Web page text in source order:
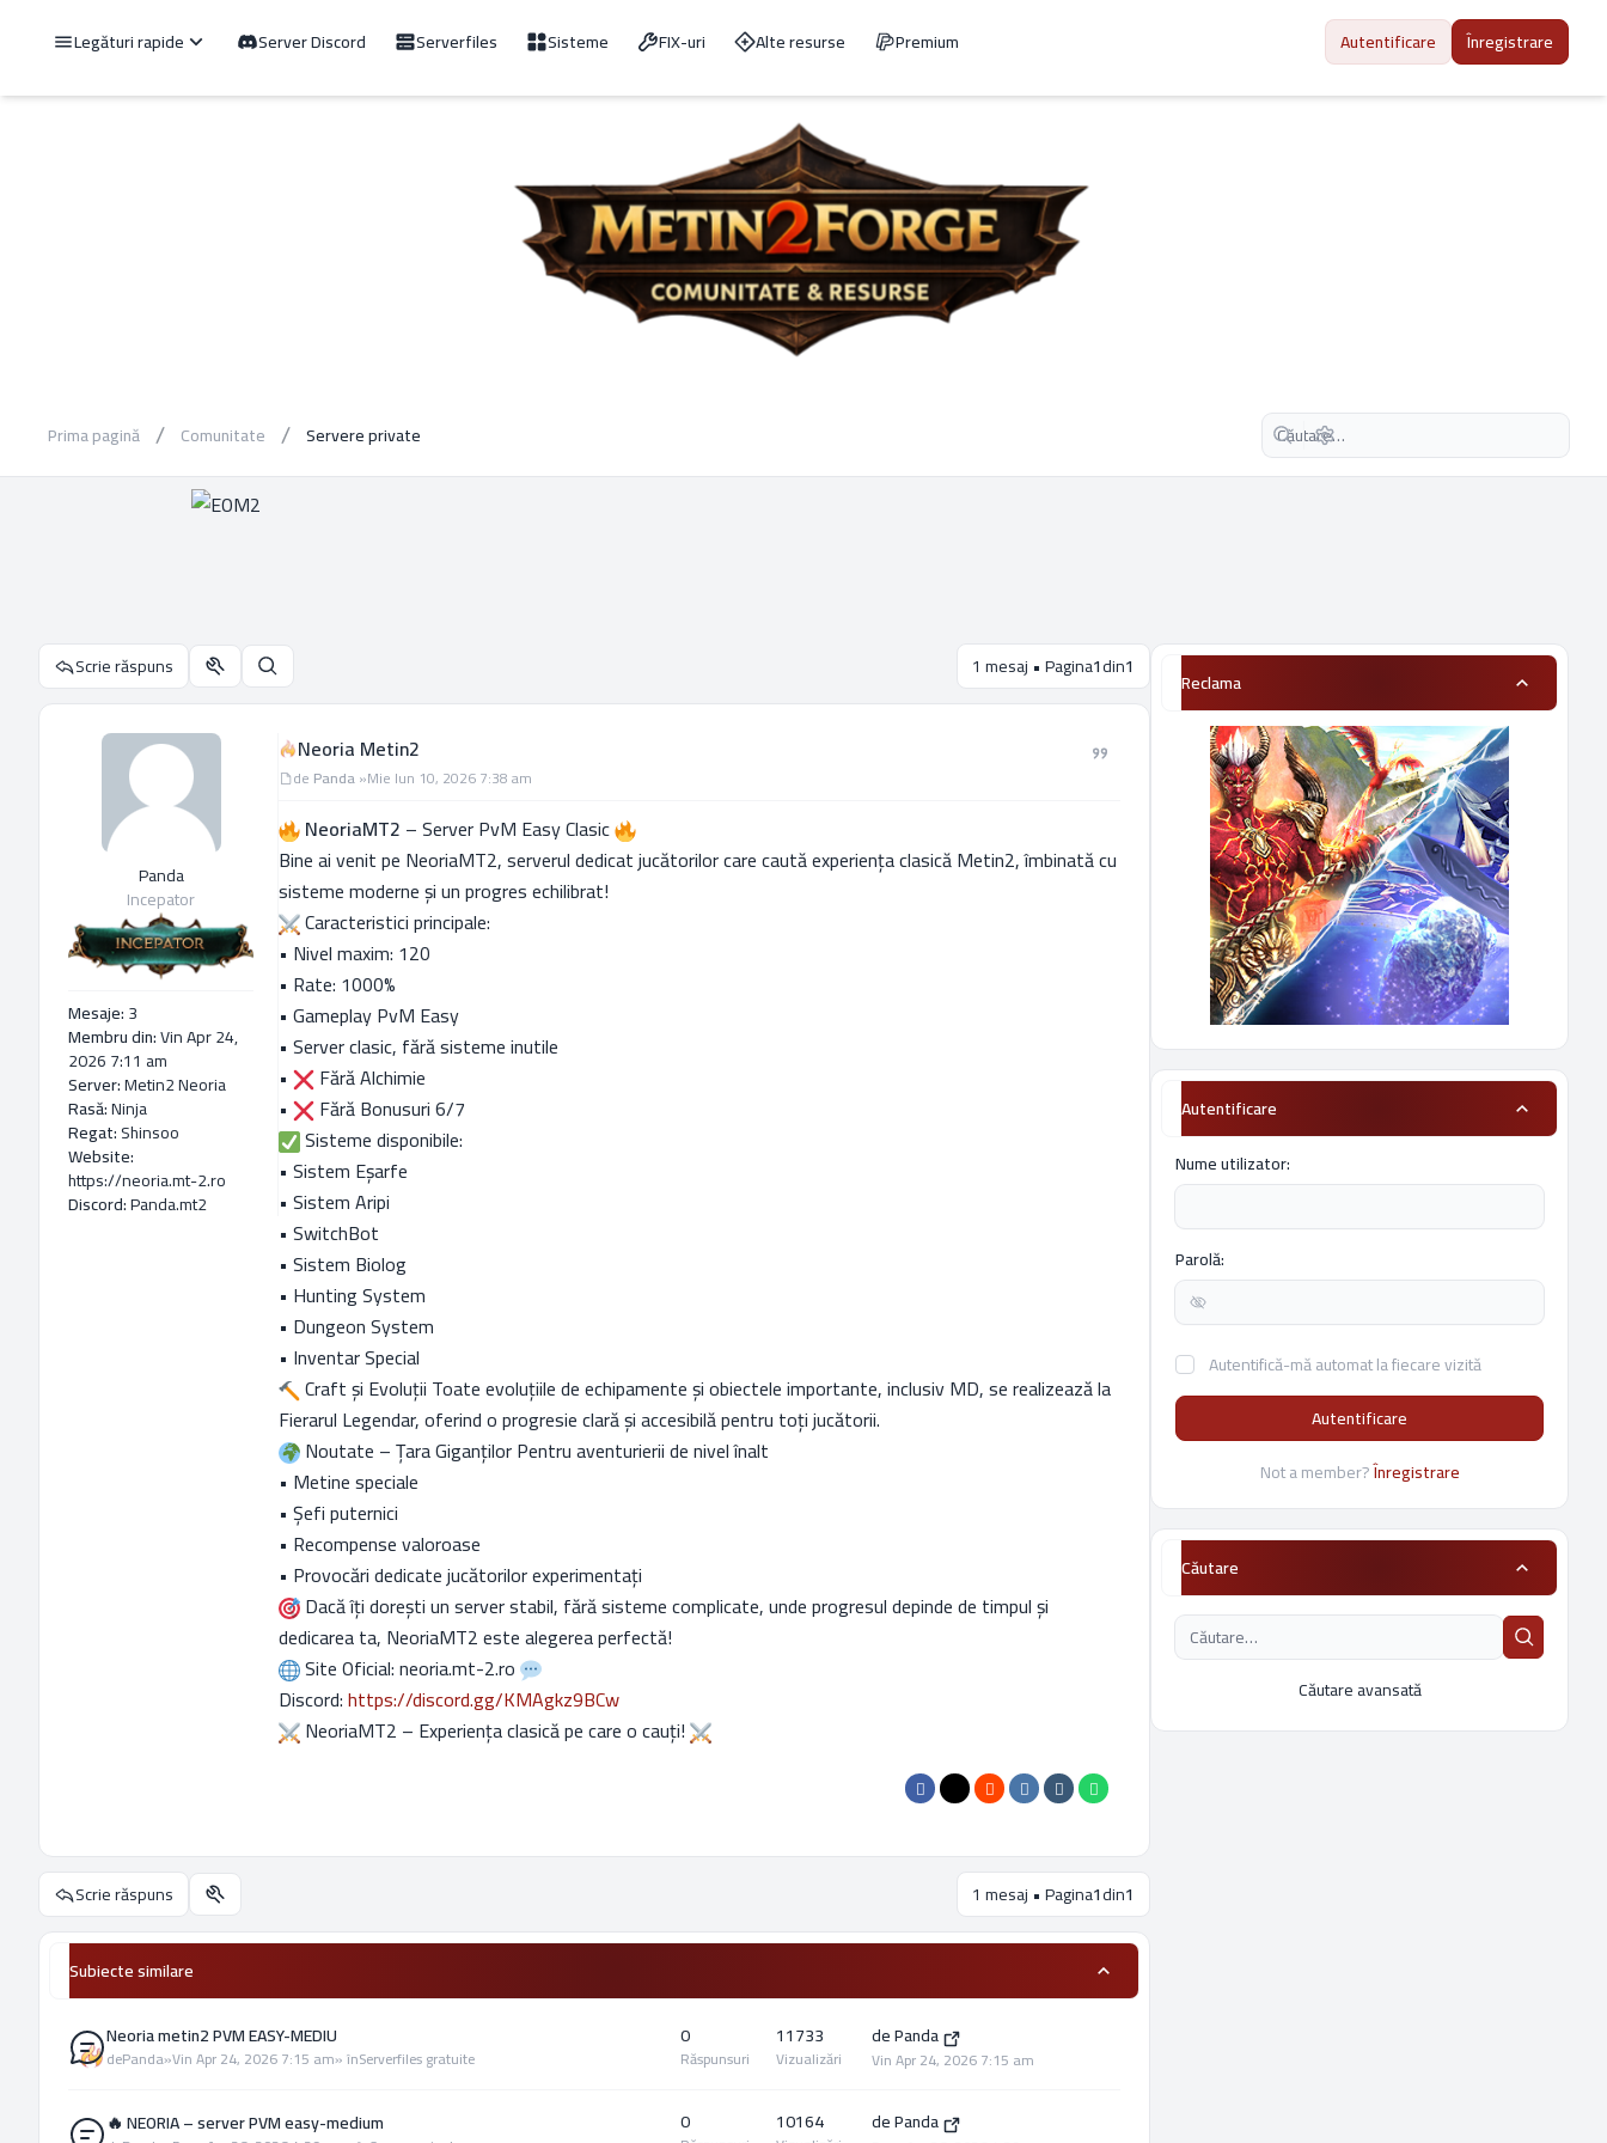
Legături rapide Server Discord Serverfiles Sisteme FIX-uri Alte resurse Premium Autentificare Înregistrare
Prima pagină Comunitate Servere private Căutare avansată
Scrie răspuns Utilitare subiect
Căutare 1 mesaj • Pagina1din1
Panda
Incepator
Mesaje:3
Membru din:Vin Apr 24,
2026 7:11 am
Server:Metin2 Neoria
Rasă:Ninja
Regat:Shinsoo
Website:
https://neoria.mt-2.ro
Discord:Panda.mt2
Neoria Metin2
Mesaj
de Panda»Mie Iun 10, 2026 7:38 am
NeoriaMT2 – Server PvM Easy Clasic
Bine ai venit pe NeoriaMT2, serverul dedicat jucătorilor care caută experiența clasică Metin2, îmbinată cu
sisteme moderne și un progres echilibrat!
Caracteristici principale:
• Nivel maxim: 120
• Rate: 1000%
• Gameplay PvM Easy
• Server clasic, fără sisteme inutile
•
Fără Alchimie
•
Fără Bonusuri 6/7
Sisteme disponibile:
• Sistem Eșarfe
• Sistem Aripi
• SwitchBot
• Sistem Biolog
• Hunting System
• Dungeon System
• Inventar Special
Craft și Evoluții Toate evoluțiile de echipamente și obiectele importante, inclusiv MD, se realizează la
Fierarul Legendar, oferind o progresie clară și accesibilă pentru toți jucătorii.
Noutate – Țara Giganților Pentru aventurierii de nivel înalt
• Metine speciale
• Șefi puternici
• Recompense valoroase
• Provocări dedicate jucătorilor experimentați
Dacă îți dorești un server stabil, fără sisteme complicate, unde progresul depinde de timpul și
dedicarea ta, NeoriaMT2 este alegerea perfectă!
Site Oficial: neoria.mt-2.ro
Discord:https://discord.gg/KMAgkz9BCw
NeoriaMT2 – Experiența clasică pe care o cauți!
Scrie răspuns Utilitare subiect 1 mesaj • Pagina1din1
Subiecte similare
Neoria metin2 PVM EASY-MEDIU
dePanda»Vin Apr 24, 2026 7:15 am» înServerfiles gratuite
0
Răspunsuri
11733
Vizualizări
dePanda
Vin Apr 24, 2026 7:15 am
🔥 NEORIA – server PVM easy-medium 0 10164 dePanda
Reclama
Autentificare
Nume utilizator:
Parolă:
Autentifică-mă automat la fiecare vizită
Autentificare
Not a member?Înregistrare
Căutare
Căutare avansată